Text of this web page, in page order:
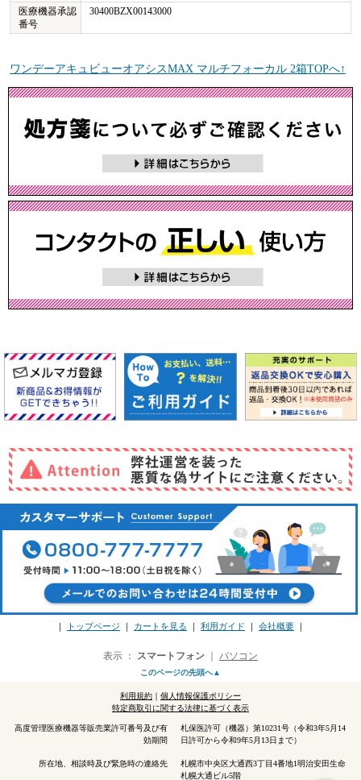
医療機器承認
番号
30400BZX00143000
ワンデーアキュビューオアシスMAX マルチフォーカル 2箱TOPへ↑
トップページ カートを見る 利用ガイド 会社概要
表示 ： スマートフォン パソコン
このページの先頭へ▲
利用規約 ｜ 個人情報保護ポリシー
特定商取引に関する法律に基づく表示
高度管理医療機器等販売業許可番号及び有
効期間
所在地、相談時及び緊急時の連絡先
札保医許可（機器）第10231号（令和3年5月14
日許可から令和9年5月13日まで）
札幌市中央区大通西3丁目4番地1明治安田生命
札幌大通ビル5階